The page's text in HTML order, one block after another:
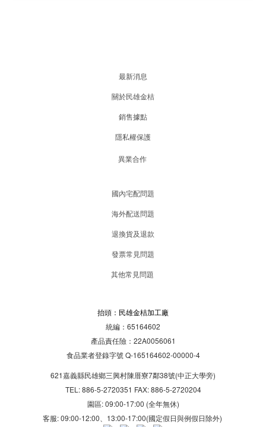
最新消息
關於民雄金桔
銷售據點
隱私權保護
異業合作
國內宅配問題
海外配送問題
退換貨及退款
發票常見問題
其他常見問題
抬頭：民雄金桔加工廠
統編：65164602
產品責任險：22A0056061
食品業者登錄字號 Q-165164602-00000-4
621嘉義縣民雄鄉三興村陳厝寮7鄰38號(中正大學旁)
TEL: 886-5-2720351 FAX: 886-5-2720204
園區: 09:00-17:00 (全年無休)
客服: 09:00-12:00、13:00-17:00(國定假日與例假日除外)